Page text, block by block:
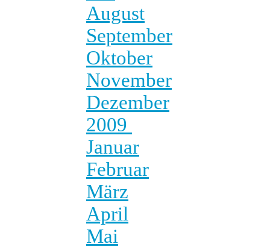
August
September
Oktober
November
Dezember
2009
Januar
Februar
März
April
Mai